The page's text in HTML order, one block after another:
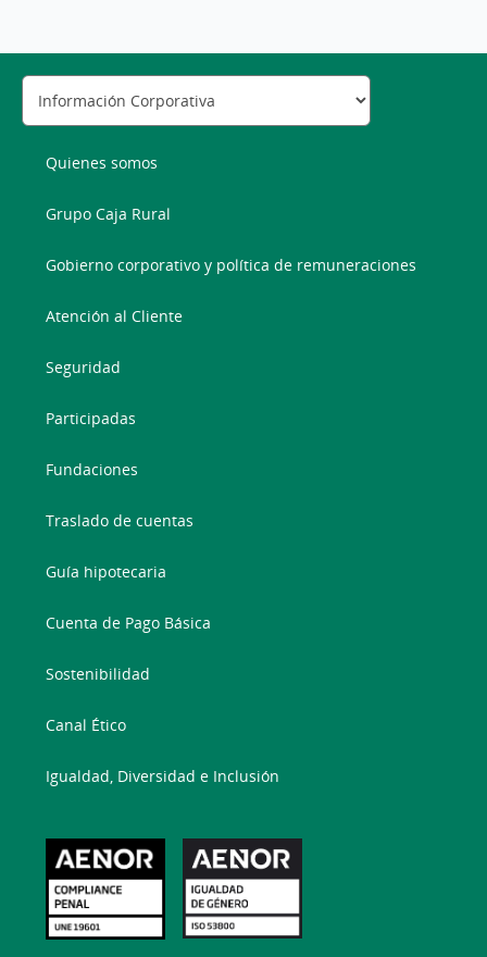
Quienes somos
Grupo Caja Rural
Gobierno corporativo y política de remuneraciones
Atención al Cliente
Seguridad
Participadas
Fundaciones
Traslado de cuentas
Guía hipotecaria
Cuenta de Pago Básica
Sostenibilidad
Canal Ético
Igualdad, Diversidad e Inclusión